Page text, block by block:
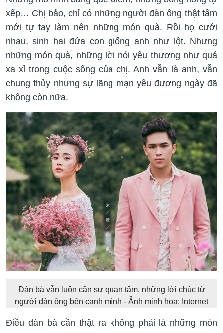
xếp… Chị bảo, chỉ có những người đàn ông thật tâm
mới tự tay làm nên những món quà. Rồi họ cưới
nhau, sinh hai đứa con giống anh như lột. Nhưng
những món quà, những lời nói yêu thương như quá
xa xỉ trong cuộc sống của chị. Anh vẫn là anh, vẫn
chung thủy nhưng sự lãng mạn yêu đương ngày đã
không còn nữa.
Đàn bà vẫn luôn cần sự quan tâm, những lời chúc từ
người đàn ông bên cạnh mình - Ảnh minh họa: Internet
Điều đàn bà cần thật ra không phải là những món